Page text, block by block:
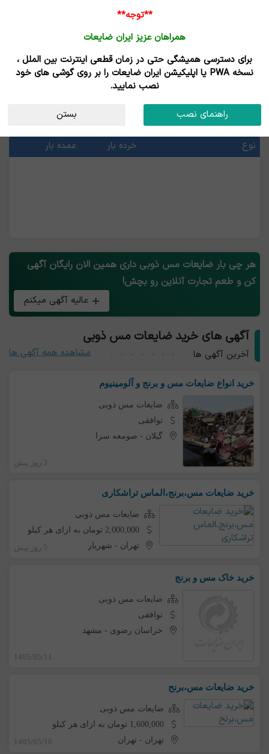
خرید و فروش ضایعات مس ذوبی
قیمت ضایعات مس ذوبی
آخرین قیمت ها
نوع
خرده بار عمده بار
هر چی بار ضایعات مس ذوبی داری همین الان رایگان آگهی
کن و طعم تجارت آنلاین رو بچش!
عالیه آگهی میکنم
آگهی های خرید ضایعات مس ذوبی
آخرین آگهی ها مشاهده همه آگهی ها
خرید انواع ضایعات مس و برنج و آلومینیوم
ضایعات مس ذوبی
توافقی
گیلان - صومعه سرا
3 روز پیش
خرید ضایعات مس،برنج،الماس تراشکاری
ضایعات مس ذوبی
2,000,000 تومان به ازای هر کیلو
تهران - شهریار 5 روز پیش
خرید خاک مس و برنج
ضایعات مس ذوبی
توافقی
خراسان رضوی - مشهد
1405/05/11
خرید ضایعات مس،برنح
ضایعات مس ذوبی
1,600,000 تومان به ازای هر کیلو
تهران - تهران 1405/05/10
**توجه**
همراهان عزیز ایران ضایعات
برای دسترسی همیشگی حتی در زمان قطعی اینترنت بین الملل ،
نسخه PWA یا اپلیکیشن ایران ضایعات را بر روی گوشی های خود
نصب نمایید.
راهنمای نصب بستن